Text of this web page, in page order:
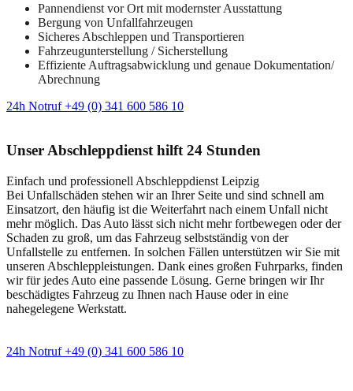
Pannendienst vor Ort mit modernster Ausstattung
Bergung von Unfallfahrzeugen
Sicheres Abschleppen und Transportieren
Fahrzeugunterstellung / Sicherstellung
Effiziente Auftragsabwicklung und genaue Dokumentation/
Abrechnung
24h Notruf +49 (0) 341 600 586 10
Unser Abschleppdienst hilft 24 Stunden
Einfach und professionell Abschleppdienst Leipzig
Bei Unfallschäden stehen wir an Ihrer Seite und sind schnell am
Einsatzort, den häufig ist die Weiterfahrt nach einem Unfall nicht
mehr möglich. Das Auto lässt sich nicht mehr fortbewegen oder der
Schaden zu groß, um das Fahrzeug selbstständig von der
Unfallstelle zu entfernen. In solchen Fällen unterstützen wir Sie mit
unseren Abschleppleistungen. Dank eines großen Fuhrparks, finden
wir für jedes Auto eine passende Lösung. Gerne bringen wir Ihr
beschädigtes Fahrzeug zu Ihnen nach Hause oder in eine
nahegelegene Werkstatt.
24h Notruf +49 (0) 341 600 586 10